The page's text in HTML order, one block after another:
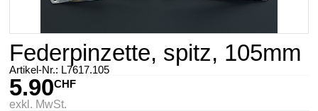
Federpinzette, spitz, 105mm
Artikel-Nr.: L7617.105
5.90CHF
exkl. MwSt.